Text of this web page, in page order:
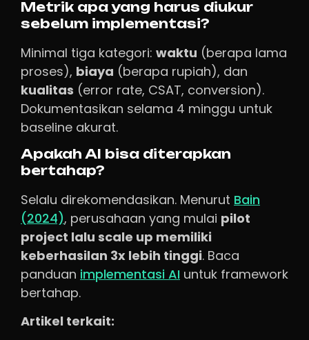
Metrik apa yang harus diukur
sebelum implementasi?
Minimal tiga kategori: waktu (berapa lama
proses), biaya (berapa rupiah), dan
kualitas (error rate, CSAT, conversion).
Dokumentasikan selama 4 minggu untuk
baseline akurat.
Apakah AI bisa diterapkan
bertahap?
Selalu direkomendasikan. Menurut Bain
(2024), perusahaan yang mulai pilot
project lalu scale up memiliki
keberhasilan 3x lebih tinggi. Baca
panduan implementasi AI untuk framework
bertahap.
Artikel terkait: